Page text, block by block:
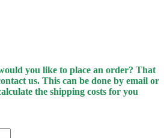
you like to place an order? That
us. This can be done by email or
the shipping costs for you